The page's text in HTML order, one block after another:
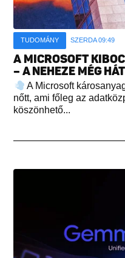
TUDOMÁNY SZERDA 09:49
A MICROSOFT
– A NEHEZE MÉG
A Microsoft
nőtt, ami főleg az
köszönhető...